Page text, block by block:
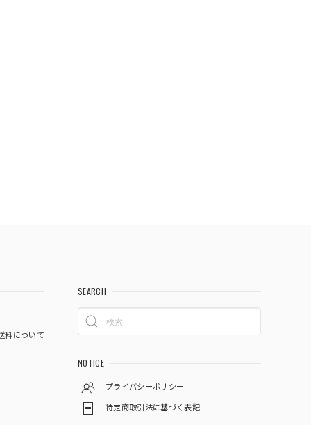
料について
SEARCH
NOTICE
プライバシーポリシー
特定商取引法に基づく表記